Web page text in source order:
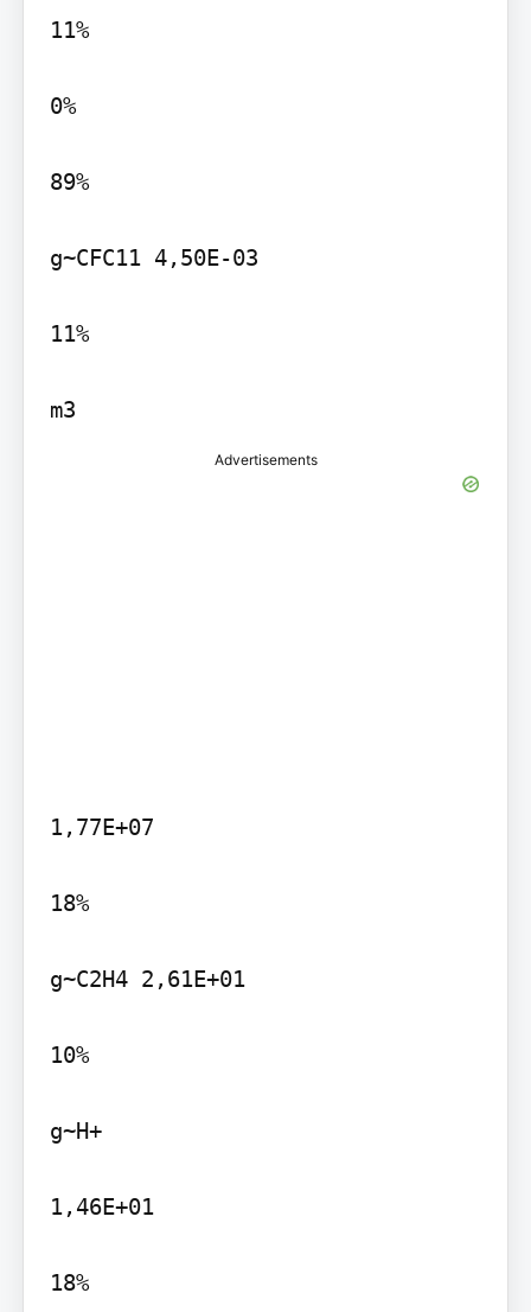
11%
0%
89%
g~CFC11 4,50E-03
11%
m3
Advertisements
1,77E+07
18%
g~C2H4 2,61E+01
10%
g~H+
1,46E+01
18%